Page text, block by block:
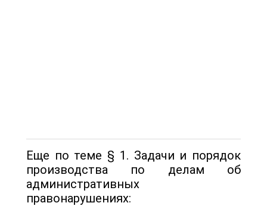
Еще по теме § 1. Задачи и порядок
производства по делам об
административных
правонарушениях: